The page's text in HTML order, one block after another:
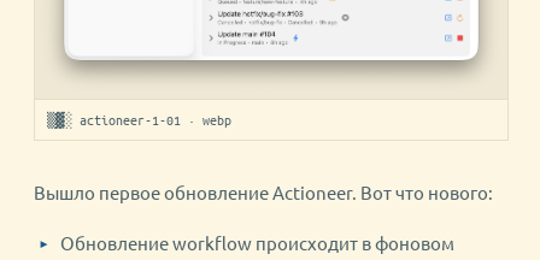
▒▓░ actioneer-1-01 · webp
Вышло первое обновление Actioneer. Вот что нового:
Обновление workflow происходит в фоновом